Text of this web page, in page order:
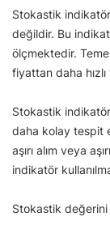
Stokastik
değildir. Bu
ölçmektedir.
fiyattan daha
Stokastik
daha kolay tespit
aşırı alım veya
indikatör
Stokastik